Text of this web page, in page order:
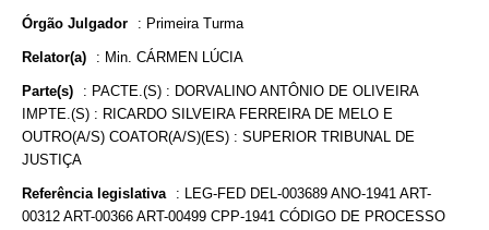
Órgão Julgador : Primeira Turma
Relator(a) : Min. CÁRMEN LÚCIA
Parte(s) : PACTE.(S) : DORVALINO ANTÔNIO DE OLIVEIRA
IMPTE.(S) : RICARDO SILVEIRA FERREIRA DE MELO E
OUTRO(A/S) COATOR(A/S)(ES) : SUPERIOR TRIBUNAL DE
JUSTIÇA
Referência legislativa : LEG-FED DEL-003689 ANO-1941 ART-
00312 ART-00366 ART-00499 CPP-1941 CÓDIGO DE PROCESSO